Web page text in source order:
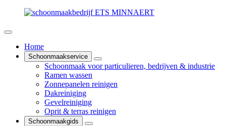
Home
Schoonmaakservice
Schoonmaak voor particulieren, bedrijven & industrie
Ramen wassen
Zonnepanelen reinigen
Dakreiniging
Gevelreiniging
Oprit & terras reinigen
Schoonmaakgids